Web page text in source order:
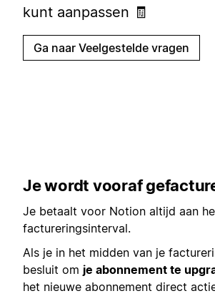
kunt aanpassen 🧾
Ga naar Veelgestelde vragen
Je wordt vooraf
Je betaalt voor Notion altijd aan
factureringsinterval.
Als je in het midden van je
besluit om je abonnement te
het nieuwe abonnement direct